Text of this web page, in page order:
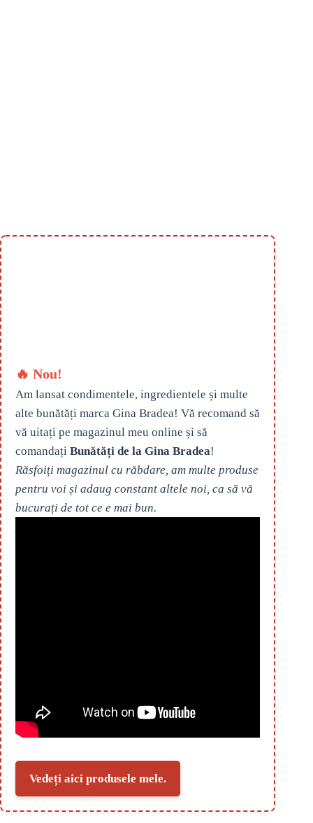
🔥 Nou!
Am lansat condimentele, ingredientele și multe
alte bunătăți marca Gina Bradea! Vă recomand să
vă uitați pe magazinul meu online și să
comandați Bunătăți de la Gina Bradea!
Răsfoiți magazinul cu răbdare, am multe produse
pentru voi și adaug constant altele noi, ca să vă
bucurați de tot ce e mai bun.
Vedeți aici produsele mele.